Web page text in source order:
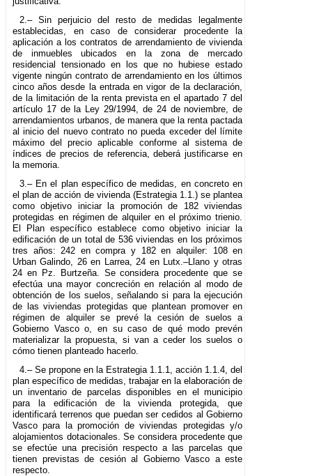
2.– Sin perjuicio del resto de medidas legalmente
establecidas, en caso de considerar procedente la
aplicación a los contratos de arrendamiento de vivienda
de inmuebles ubicados en la zona de mercado
residencial tensionado en los que no hubiese estado
vigente ningún contrato de arrendamiento en los últimos
cinco años desde la entrada en vigor de la declaración,
de la limitación de la renta prevista en el apartado 7 del
artículo 17 de la Ley 29/1994, de 24 de noviembre, de
arrendamientos urbanos, de manera que la renta pactada
al inicio del nuevo contrato no pueda exceder del límite
máximo del precio aplicable conforme al sistema de
índices de precios de referencia, deberá justificarse en
la memoria.
3.– En el plan específico de medidas, en concreto en
el plan de acción de vivienda (Estrategia 1.1.) se plantea
como objetivo iniciar la promoción de 182 viviendas
protegidas en régimen de alquiler en el próximo trienio.
El Plan específico establece como objetivo iniciar la
edificación de un total de 536 viviendas en los próximos
tres años: 242 en compra y 182 en alquiler: 108 en
Urban Galindo, 26 en Larrea, 24 en Lutx.–Llano y otras
24 en Pz. Burtzeña. Se considera procedente que se
efectúa una mayor concreción en relación al modo de
obtención de los suelos, señalando si para la ejecución
de las viviendas protegidas que plantean promover en
régimen de alquiler se prevé la cesión de suelos a
Gobierno Vasco o, en su caso de qué modo prevén
materializar la propuesta, si van a ceder los suelos o
cómo tienen planteado hacerlo.
4.– Se propone en la Estrategia 1.1.1, acción 1.1.4, del
plan específico de medidas, trabajar en la elaboración de
un inventario de parcelas disponibles en el municipio
para la edificación de la vivienda protegida, que
identificará terrenos que puedan ser cedidos al Gobierno
Vasco para la promoción de viviendas protegidas y/o
alojamientos dotacionales. Se considera procedente que
se efectúe una precisión respecto a las parcelas que
tienen previstas de cesión al Gobierno Vasco a este
respecto.